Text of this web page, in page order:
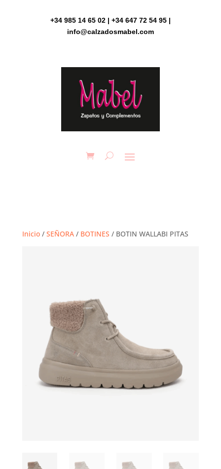
+34 985 14 65 02 | +34 647 72 54 95 |
info@calzadosmabel.com
Inicio/ SEÑORA/ BOTINES / BOTIN WALLABI PITAS